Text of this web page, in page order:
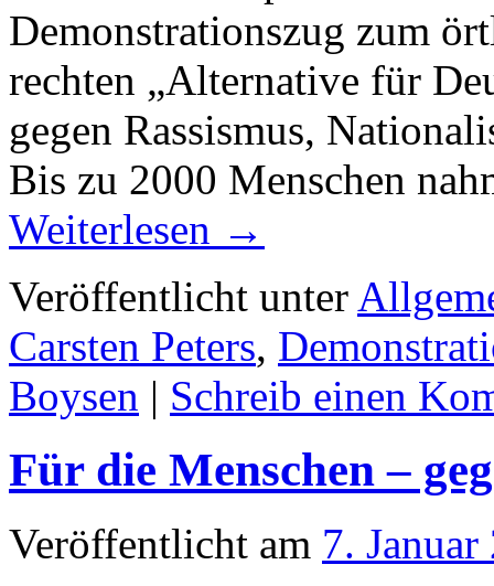
Demonstrationszug zum
rechten „Alternative für
gegen Rassismus,
Bis zu 2000 Menschen
Weiterlesen →
Veröffentlicht unter
Carsten Peters,
Boysen | Schreib einen
Für die Menschen –
Veröffentlicht am 7. Januar